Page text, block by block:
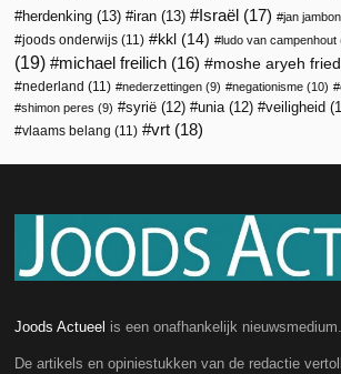
herdenking (13) iran (13) Israël (17) jan jambon
joods onderwijs (11) kkl (14) ludo van campenhout
(19)
michael freilich (16) moshe aryeh
nederland (11) nederzettingen (9) negationisme (10)
shimon peres (9) syrië (12) unia (12) veiligheid
vlaams belang (11) vrt (18)
Joods Actueel is een onafhankelijk nieuwsmedium.
De artikels en opiniestukken van de redactie